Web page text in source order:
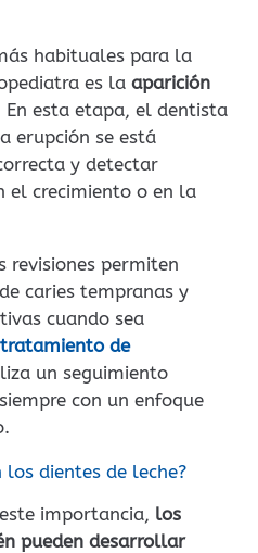
habituales para la
es la aparición
En esta etapa, el dentista
erupción se está
y detectar
el crecimiento o en la
revisiones permiten
caries tempranas y
cuando sea
tratamiento de
un seguimiento
con un enfoque
los dientes de leche?
importancia, los
pueden desarrollar